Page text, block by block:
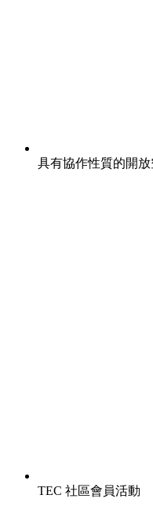
具有協作性質的開放
TEC 社區會員活動